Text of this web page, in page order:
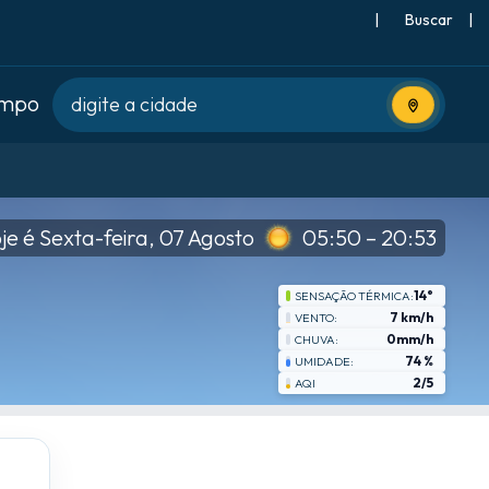
| |
Usar
é Sexta-feira, 07 Agosto 05:50 – 20:53
SENSAÇÃO TÉRMICA:14°
VENTO: 7 km/h
CHUVA: 0mm/h
UMIDADE: 74 %
AQI 2/5